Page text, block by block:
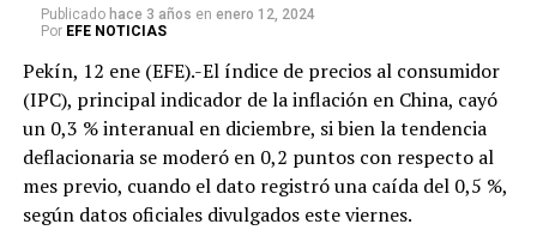
Publicado hace 3 años en enero 12, 2024
Por EFE NOTICIAS
Pekín, 12 ene (EFE).-El índice de precios al consumidor
(IPC), principal indicador de la inflación en China, cayó
un 0,3 % interanual en diciembre, si bien la tendencia
deflacionaria se moderó en 0,2 puntos con respecto al
mes previo, cuando el dato registró una caída del 0,5 %,
según datos oficiales divulgados este viernes.